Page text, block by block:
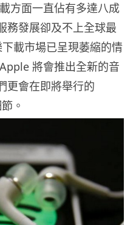
方面一直佔有多達八成
務發展卻及不上全球最
載市場已呈現萎縮的情
將會推出全新的音
更會在即將舉行的
。